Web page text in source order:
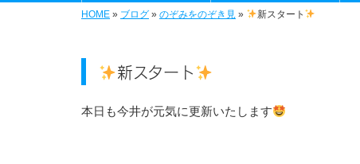
HOME » ブログ » のぞみをのぞき見 » 新スタート
新スタート
本日も今井が元気に更新いたします